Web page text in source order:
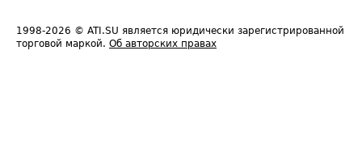
1998-2026 © ATI.SU является юридически зарегистрированной
торговой маркой. Об авторских правах